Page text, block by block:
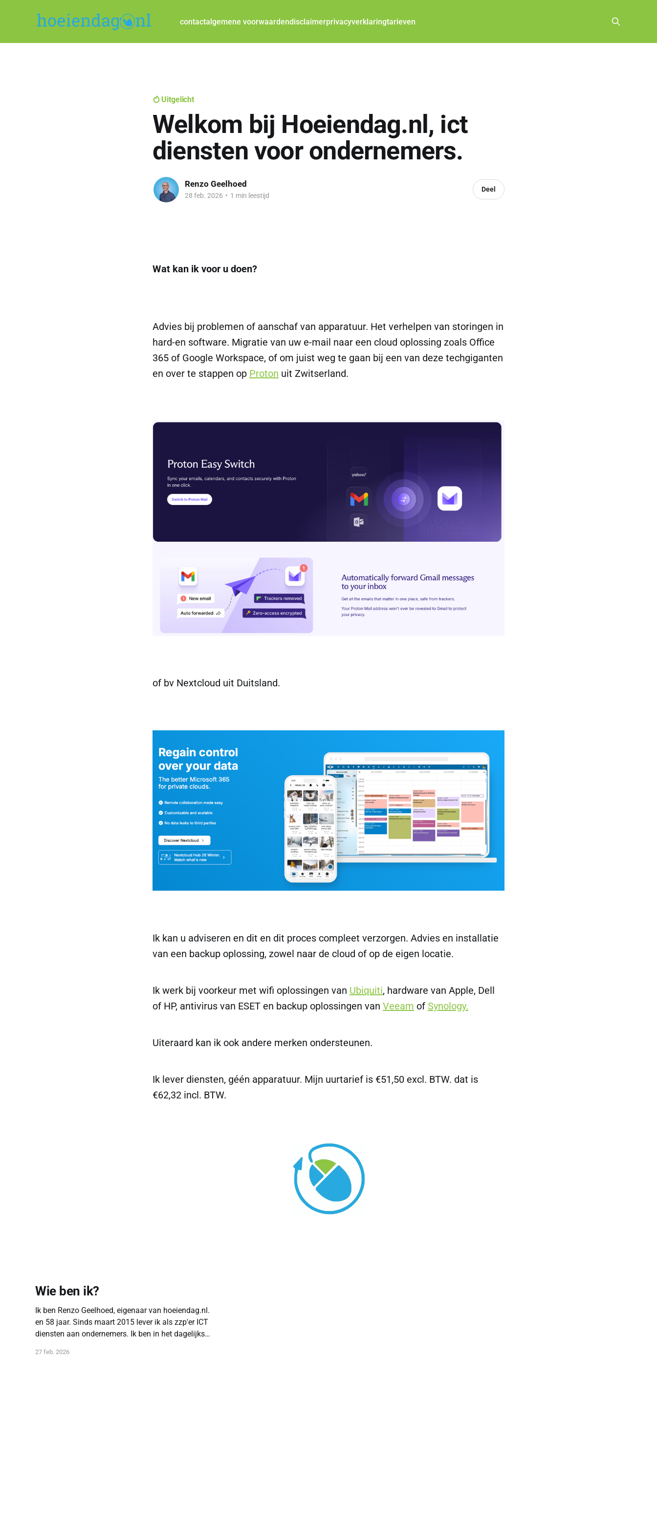
contactalgemene voorwaardendisclaimerprivacyverklaringtarieven
Uitgelicht
Welkom bij Hoeiendag.nl, ict
diensten voor ondernemers.
Renzo Geelhoed
28 feb. 2026 • 1 min leestijd
Deel
Wat kan ik voor u doen?
Advies bij problemen of aanschaf van apparatuur. Het verhelpen van storingen in
hard-en software. Migratie van uw e-mail naar een cloud oplossing zoals Office
365 of Google Workspace, of om juist weg te gaan bij een van deze techgiganten
en over te stappen op Proton uit Zwitserland.
of bv Nextcloud uit Duitsland.
Ik kan u adviseren en dit en dit proces compleet verzorgen. Advies en installatie
van een backup oplossing, zowel naar de cloud of op de eigen locatie.
Ik werk bij voorkeur met wifi oplossingen van Ubiquiti, hardware van Apple, Dell
of HP, antivirus van ESET en backup oplossingen van Veeam of Synology.
Uiteraard kan ik ook andere merken ondersteunen.
Ik lever diensten, géén apparatuur. Mijn uurtarief is €51,50 excl. BTW. dat is
€62,32 incl. BTW.
Wie ben ik?
Ik ben Renzo Geelhoed, eigenaar van hoeiendag.nl.
en 58 jaar. Sinds maart 2015 lever ik als zzp'er ICT
diensten aan ondernemers. Ik ben in het dagelijks
27 feb. 2026